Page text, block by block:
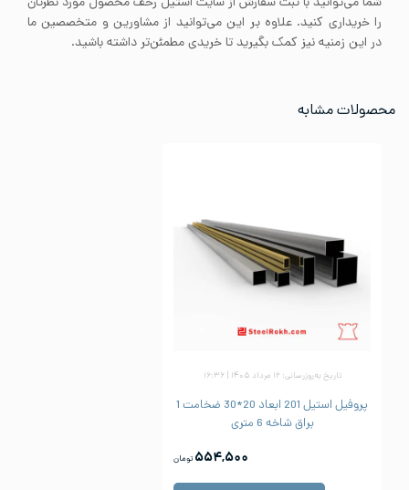
را خریداری کنید. علاوه بر این می‌توانید از مشاورین و متخصصین ما
در این زمنیه نیز کمک بگیرید تا خریدی مطمئن‌تر داشته باشید.
محصولات مشابه
تاریخ به‌روزرسانی: ۱۲ مرداد ۱۴۰۵ | ۱۶:۳۶
پروفیل استیل 201 ابعاد 20*30 ضخامت 1
براق شاخه 6 متری
۵۵۴,۵۰۰ تومان